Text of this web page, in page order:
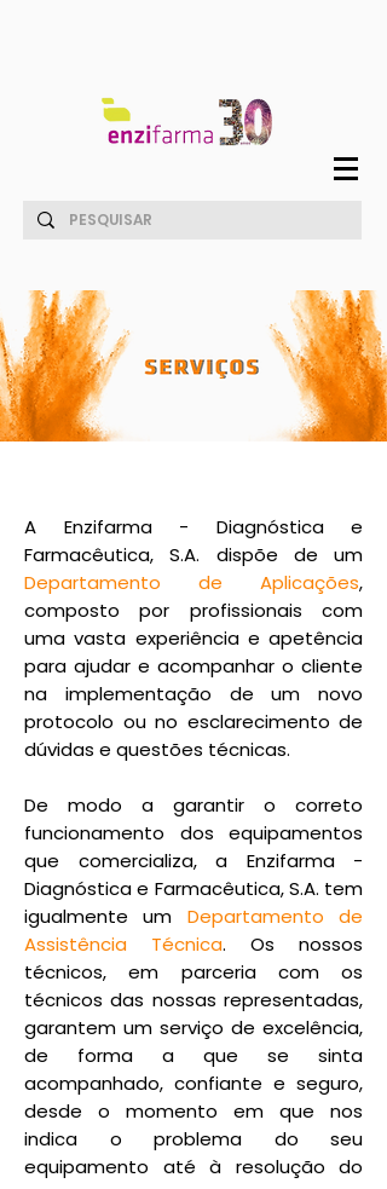
A Enzifarma - Diagnóstica e
Farmacêutica, S.A. dispõe de um
Departamento de Aplicações,
composto por profissionais com
uma vasta experiência e apetência
para ajudar e acompanhar o cliente
na implementação de um novo
protocolo ou no esclarecimento de
dúvidas e questões técnicas.
De modo a garantir o correto
funcionamento dos equipamentos
que comercializa, a Enzifarma -
Diagnóstica e Farmacêutica, S.A. tem
igualmente um Departamento de
Assistência Técnica. Os nossos
técnicos, em parceria com os
técnicos das nossas representadas,
garantem um serviço de excelência,
de forma a que se sinta
acompanhado, confiante e seguro,
desde o momento em que nos
indica o problema do seu
equipamento até à resolução do